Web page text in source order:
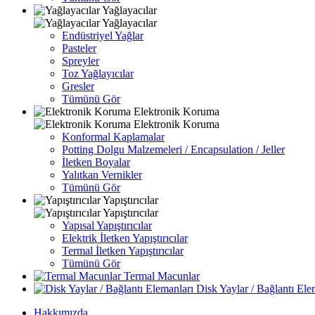
Yağlayacılar
Yağlayacılar
Endüstriyel Yağlar
Pasteler
Spreyler
Toz Yağlayıcılar
Gresler
Tümünü Gör
Elektronik Koruma
Elektronik Koruma
Konformal Kaplamalar
Potting Dolgu Malzemeleri / Encapsulation / Jeller
İletken Boyalar
Yalıtkan Vernikler
Tümünü Gör
Yapıştırıcılar
Yapıştırıcılar
Yapısal Yapıştırıcılar
Elektrik İletken Yapıştırıcılar
Termal İletken Yapıştırıcılar
Tümünü Gör
Termal Macunlar
Disk Yaylar / Bağlantı
Hakkımızda